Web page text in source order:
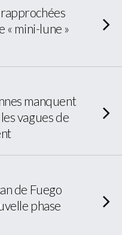
« mini-lune »
manquent
vagues de
de Fuego
phase